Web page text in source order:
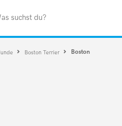
suchst du?
Boston Terrier
Boston